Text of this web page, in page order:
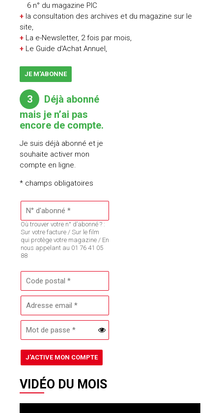
6 n° du magazine PIC
+ la consultation des archives et du magazine sur le
site,
+ La e-Newsletter, 2 fois par mois,
+ Le Guide d'Achat Annuel,
JE M'ABONNE
3
Déjà abonné
mais je n’ai pas
encore de compte.
Je suis déjà abonné et je
souhaite activer mon
compte en ligne.
* champs obligatoires
Où trouver votre n° d’abonné ? :
Sur votre facture / Sur le film
qui protège votre magazine / En
nous appelant au 01 76 41 05
88
VIDÉO DU MOIS